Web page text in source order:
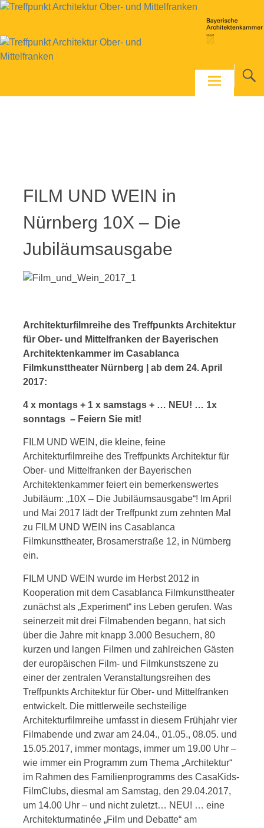
Skip
content
FILM UND WEIN in
Nürnberg 10X – Die
Jubiläumsausgabe
Architekturfilmreihe des Treffpunkts Architektur
für Ober- und Mittelfranken der Bayerischen
Architektenkammer im Casablanca
Filmkunsttheater Nürnberg | ab dem 24. April
2017:
4 x montags + 1 x samstags + … NEU! … 1x
sonntags – Feiern Sie mit!
FILM UND WEIN, die kleine, feine
Architekturfilmreihe des Treffpunkts Architektur für
Ober- und Mittelfranken der Bayerischen
Architektenkammer feiert ein bemerkenswertes
Jubiläum: „10X – Die Jubiläumsausgabe“! Im April
und Mai 2017 lädt der Treffpunkt zum zehnten Mal
zu FILM UND WEIN ins Casablanca
Filmkunsttheater, Brosamerstraße 12, in Nürnberg
ein.
FILM UND WEIN wurde im Herbst 2012 in
Kooperation mit dem Casablanca Filmkunsttheater
zunächst als „Experiment“ ins Leben gerufen. Was
seinerzeit mit drei Filmabenden begann, hat sich
über die Jahre mit knapp 3.000 Besuchern, 80
kurzen und langen Filmen und zahlreichen Gästen
der europäischen Film- und Filmkunstszene zu
einer der zentralen Veranstaltungsreihen des
Treffpunkts Architektur für Ober- und Mittelfranken
entwickelt. Die mittlerweile sechsteilige
Architekturfilmreihe umfasst in diesem Frühjahr vier
Filmabende und zwar am 24.04., 01.05., 08.05. und
15.05.2017, immer montags, immer um 19.00 Uhr –
wie immer ein Programm zum Thema „Architektur“
im Rahmen des Familienprogramms des CasaKids-
FilmClubs, diesmal am Samstag, den 29.04.2017,
um 14.00 Uhr – und nicht zuletzt… NEU! … eine
Architekturmatinée „Film und Debatte“ am